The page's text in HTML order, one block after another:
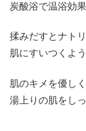
炭酸浴で温浴効
揉みだすとナト
肌にすいつくよ
肌のキメを優し
湯上りの肌をし